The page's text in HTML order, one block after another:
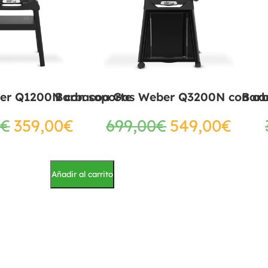
Q1200N con soporte
€359,00€
Barbacoa Gas Weber Q3200N con
699,00€549,00€
Añadir al carrito